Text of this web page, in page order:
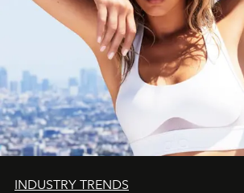
INDUSTRY TRENDS